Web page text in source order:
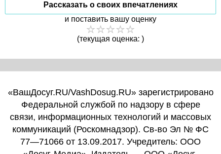
Рассказать о своих впечатлениях
и поставить вашу оценку
(текущая оценка: )
«ВашДосуг.RU/VashDosug.RU» зарегистрировано
Федеральной службой по надзору в сфере
связи, информационных технологий и массовых
коммуникаций (Роскомнадзор). Св-во Эл № ФС
77—71066 от 13.09.2017. Учредитель: ООО